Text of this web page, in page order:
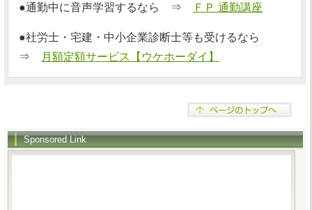
●通勤中に音声学習するなら ⇒ ＦＰ 通勤講座
●社労士・宅建・中小企業診断士等も受けるなら
⇒
月額定額サービス【ウケホーダイ】
Sponsored Link